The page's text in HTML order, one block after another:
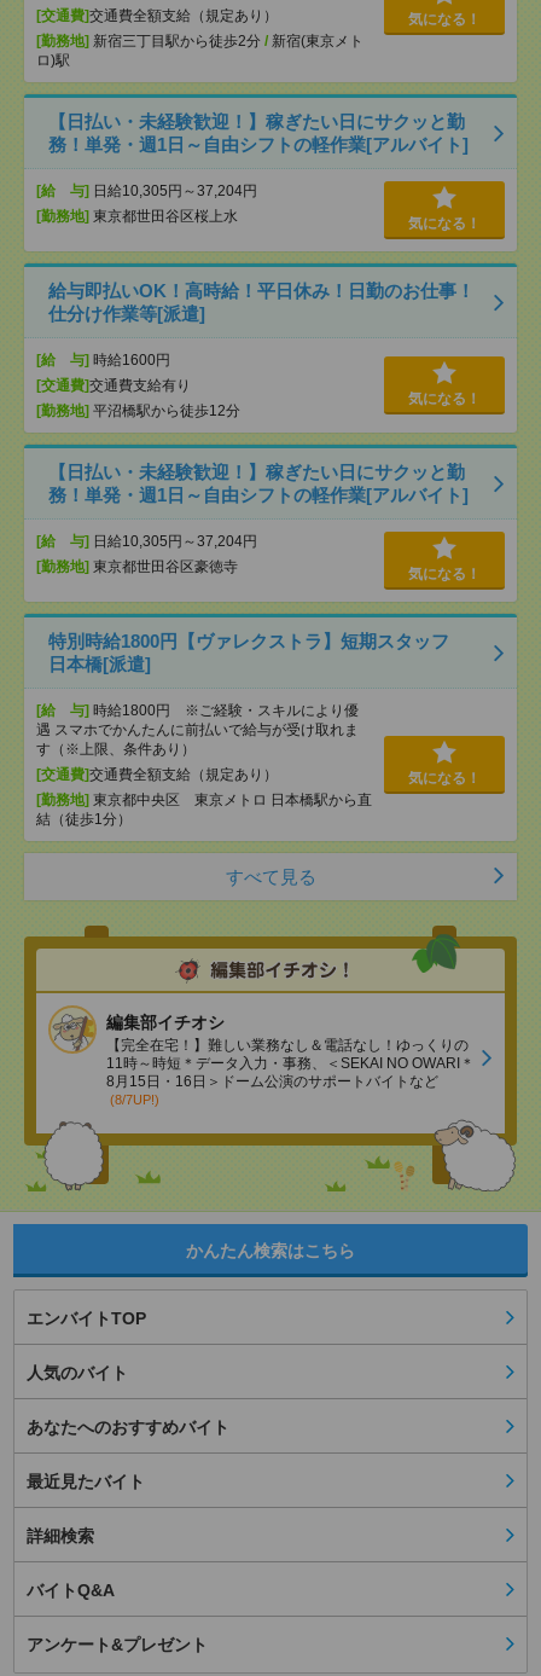
[交通費]交通費全額支給（規定あり）
[勤務地] 新宿三丁目駅から徒歩2分 / 新宿(東京メト
ロ)駅
気になる！
【日払い・未経験歓迎！】稼ぎたい日にサクッと勤
務！単発・週1日～自由シフトの軽作業[アルバイト]
[給 与] 日給10,305円～37,204円
[勤務地] 東京都世田谷区桜上水 気になる！
給与即払いOK！高時給！平日休み！日勤のお仕事！
仕分け作業等[派遣]
[給 与] 時給1600円
[交通費]交通費支給有り
[勤務地] 平沼橋駅から徒歩12分
気になる！
【日払い・未経験歓迎！】稼ぎたい日にサクッと勤
務！単発・週1日～自由シフトの軽作業[アルバイト]
[給 与] 日給10,305円～37,204円
[勤務地] 東京都世田谷区豪徳寺 気になる！
特別時給1800円【ヴァレクストラ】短期スタッフ
日本橋[派遣]
[給 与] 時給1800円 ※ご経験・スキルにより優
遇 スマホでかんたんに前払いで給与が受け取れま
す（※上限、条件あり）
[交通費]交通費全額支給（規定あり）
[勤務地] 東京都中央区 東京メトロ 日本橋駅から直
結（徒歩1分）
気になる！
すべて見る
編集部イチオシ
【完全在宅！】難しい業務なし＆電話なし！ゆっくりの
11時～時短＊データ入力・事務、＜SEKAI NO OWARI＊
8月15日・16日＞ドーム公演のサポートバイトなど
(8/7UP!)
かんたん検索はこちら
エンバイトTOP
人気のバイト
あなたへのおすすめバイト
最近見たバイト
詳細検索
バイトQ&A
アンケート&プレゼント